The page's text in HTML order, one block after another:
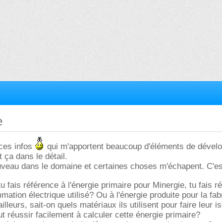
infos
qui m'apportent beaucoup d'éléments de
ça dans le détail.
dans le domaine et certaines choses m'échapent.
fais référence à l'énergie primaire pour Minergie, tu fais
électrique utilisé? Ou à l'énergie produite pour la
sait-on quels matériaux ils utilisent pour faire leur
réussir facilement à calculer cette énergie primaire?